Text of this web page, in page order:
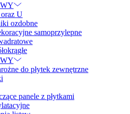
U
ozdobne
samoprzylepne
do płytek zewnętrzne
panele z płytkami